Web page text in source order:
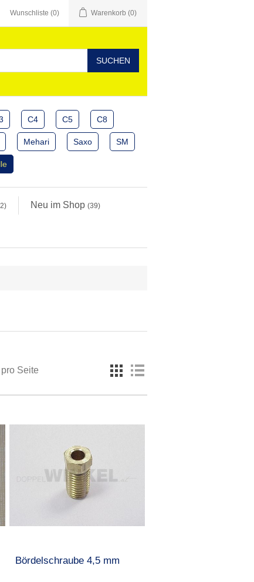
Wunschliste (0) Warenkorb (0)
C4 C5 C8
Mehari Saxo SM
Neu im Shop (39)
pro Seite
Bördelschraube 4,5 mm